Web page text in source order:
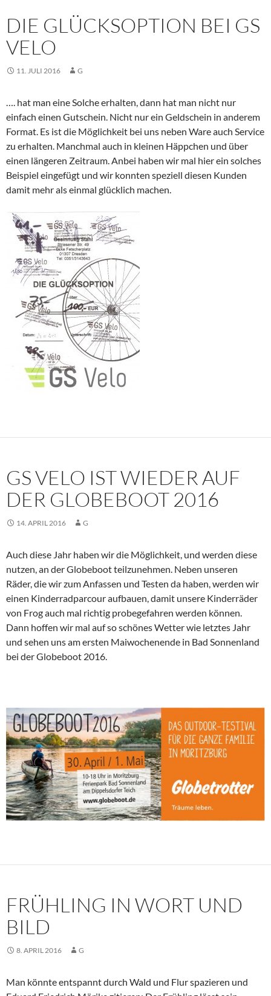
DIE GLÜCKSOPTION BEI GS
VELO
11. JULI 2016 G
…. hat man eine Solche erhalten, dann hat man nicht nur
einfach einen Gutschein. Nicht nur ein Geldschein in anderem
Format. Es ist die Möglichkeit bei uns neben Ware auch Service
zu erhalten. Manchmal auch in kleinen Häppchen und über
einen längeren Zeitraum. Anbei haben wir mal hier ein solches
Beispiel eingefügt und wir konnten speziell diesen Kunden
damit mehr als einmal glücklich machen.
GS VELO IST WIEDER AUF
DER GLOBEBOOT 2016
14. APRIL 2016 G
Auch diese Jahr haben wir die Möglichkeit, und werden diese
nutzen, an der Globeboot teilzunehmen. Neben unseren
Räder, die wir zum Anfassen und Testen da haben, werden wir
einen Kinderradparcour aufbauen, damit unsere Kinderräder
von Frog auch mal richtig probegefahren werden können.
Dann hoffen wir mal auf so schönes Wetter wie letztes Jahr
und sehen uns am ersten Maiwochenende in Bad Sonnenland
bei der Globeboot 2016.
FRÜHLING IN WORT UND
BILD
8. APRIL 2016 G
Man könnte entspannt durch Wald und Flur spazieren und